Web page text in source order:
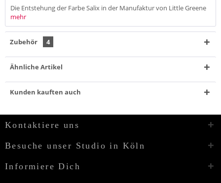
Die Entstehung der Farbe Salix in der Manufaktur von Little Greene
mehr
Zubehör 4
Ähnliche Artikel
Kunden kauften auch
Kontaktiere uns
Besuche unser Studio in Köln
Informiere Dich